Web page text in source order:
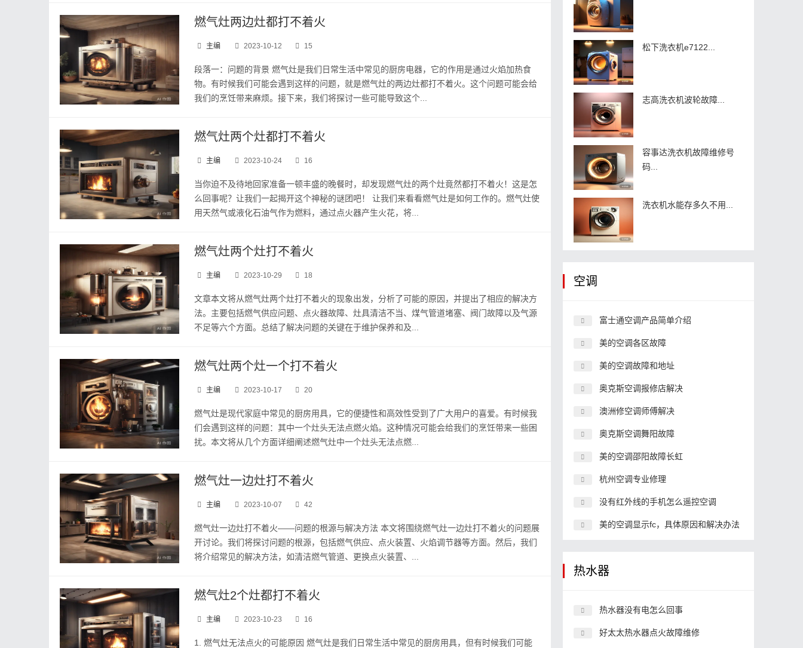
燃气灶两边灶都打不着火
主编 2023-10-12 15
段落一：问题的背景 燃气灶是我们日常生活中常见的厨房电器，它的作用是通过火焰加热食
物。有时候我们可能会遇到这样的问题，就是燃气灶的两边灶都打不着火。这个问题可能会给
我们的烹饪带来麻烦。接下来，我们将探讨一些可能导致这个...
燃气灶两个灶都打不着火
主编 2023-10-24 16
当你迫不及待地回家准备一顿丰盛的晚餐时，却发现燃气灶的两个灶竟然都打不着火！这是怎
么回事呢？让我们一起揭开这个神秘的谜团吧！ 让我们来看看燃气灶是如何工作的。燃气灶使
用天然气或液化石油气作为燃料，通过点火器产生火花，将...
燃气灶两个灶打不着火
主编 2023-10-29 18
文章本文将从燃气灶两个灶打不着火的现象出发，分析了可能的原因，并提出了相应的解决方
法。主要包括燃气供应问题、点火器故障、灶具清洁不当、煤气管道堵塞、阀门故障以及气源
不足等六个方面。总结了解决问题的关键在于维护保养和及...
燃气灶两个灶一个打不着火
主编 2023-10-17 20
燃气灶是现代家庭中常见的厨房用具，它的便捷性和高效性受到了广大用户的喜爱。有时候我
们会遇到这样的问题：其中一个灶头无法点燃火焰。这种情况可能会给我们的烹饪带来一些困
扰。本文将从几个方面详细阐述燃气灶中一个灶头无法点燃...
燃气灶一边灶打不着火
主编 2023-10-07 42
燃气灶一边灶打不着火——问题的根源与解决方法 本文将围绕燃气灶一边灶打不着火的问题展
开讨论。我们将探讨问题的根源，包括燃气供应、点火装置、火焰调节器等方面。然后，我们
将介绍常见的解决方法，如清洁燃气管道、更换点火装置、...
燃气灶2个灶都打不着火
主编 2023-10-23 16
1. 燃气灶无法点火的可能原因 燃气灶是我们日常生活中常见的厨房用具，但有时候我们可能
松下洗衣机e7122...
志高洗衣机波轮故障...
容事达洗衣机故障维修号
码...
洗衣机水能存多久不用...
空调
富士通空调产品简单介绍
美的空调各区故障
美的空调故障和地址
奥克斯空调报修店解决
澳洲修空调师傅解决
奥克斯空调舞阳故障
美的空调邵阳故障长虹
杭州空调专业修理
没有红外线的手机怎么遥控空调
美的空调显示fc，具体原因和解决办法
热水器
热水器没有电怎么回事
好太太热水器点火故障维修